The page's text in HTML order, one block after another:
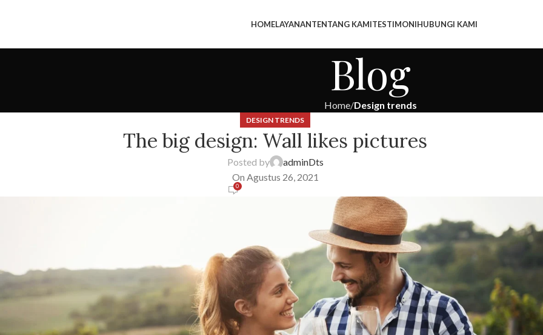
HOMELAYANANTENTANG KAMITESTIMONIHUBUNGI KAMI
Blog
Home Design trends
DESIGN TRENDS
The big design: Wall likes pictures
Posted by
adminDts
On Agustus 26, 2021
0